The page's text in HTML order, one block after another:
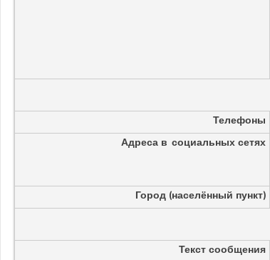
Телефоны
Адреса в социальных сетях
Город (населённый пункт)
Текст сообщения